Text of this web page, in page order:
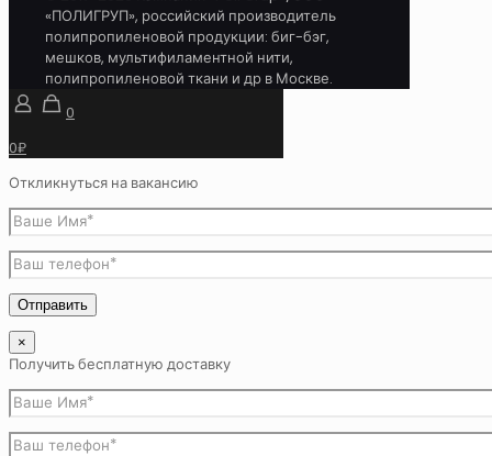
«ПОЛИГРУП», российский производитель
полипропиленовой продукции: биг-бэг,
мешков, мультифиламентной нити,
полипропиленовой ткани и др в Москве.
0
0₽
Откликнуться на вакансию
×
Получить бесплатную доставку